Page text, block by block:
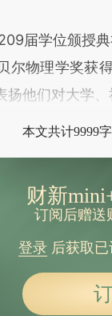
届学位颁授
尔物理学奖获
他们对大学、
本文共计9999
财新
订阅后赠送
登录后获取已